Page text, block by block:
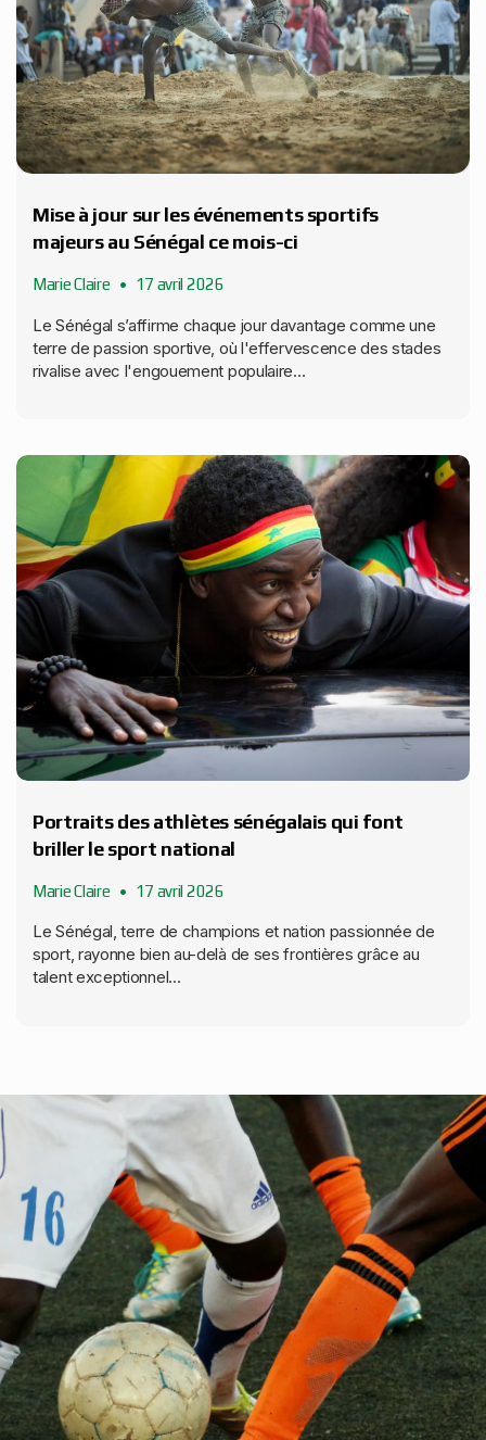
Mise à jour sur les événements sportifs
majeurs au Sénégal ce mois-ci
Marie Claire 17 avril 2026
Le Sénégal s’affirme chaque jour davantage comme une
terre de passion sportive, où l'effervescence des stades
rivalise avec l'engouement populaire...
Portraits des athlètes sénégalais qui font
briller le sport national
Marie Claire 17 avril 2026
Le Sénégal, terre de champions et nation passionnée de
sport, rayonne bien au-delà de ses frontières grâce au
talent exceptionnel...